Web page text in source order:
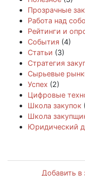
Прозрачные
Работа над
Рейтинги и
События (4)
Статьи (3)
Стратегия
Сырьевые
Успех (2)
Цифровые
Школа закупок
Школа
Юридический
Добавить в